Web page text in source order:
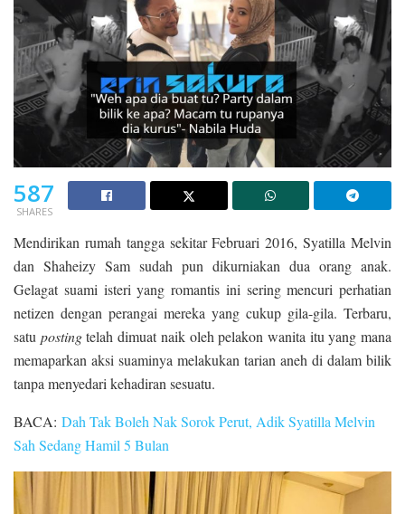
587
SHARES
Mendirikan rumah tangga sekitar Februari 2016, Syatilla Melvin
dan Shaheizy Sam sudah pun dikurniakan dua orang anak.
Gelagat suami isteri yang romantis ini sering mencuri perhatian
netizen dengan perangai mereka yang cukup gila-gila. Terbaru,
satu postingtelah dimuat naik oleh pelakon wanita itu yang mana
memaparkan aksi suaminya melakukan tarian aneh di dalam bilik
tanpa menyedari kehadiran sesuatu.
BACA: Dah Tak Boleh Nak Sorok Perut, Adik Syatilla Melvin
Sah Sedang Hamil 5 Bulan